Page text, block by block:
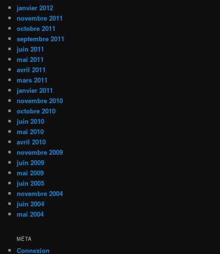
janvier 2012
novembre 2011
octobre 2011
septembre 2011
juin 2011
mai 2011
avril 2011
mars 2011
janvier 2011
novembre 2010
octobre 2010
juin 2010
mai 2010
avril 2010
novembre 2009
juin 2009
mai 2009
juin 2005
novembre 2004
juin 2004
mai 2004
MÉTA
Connexion